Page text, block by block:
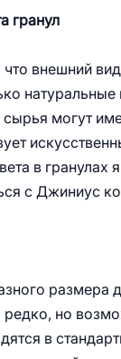
гранул
внешний
могут
в гранулах
с Джиниус
размера
редко, но
в